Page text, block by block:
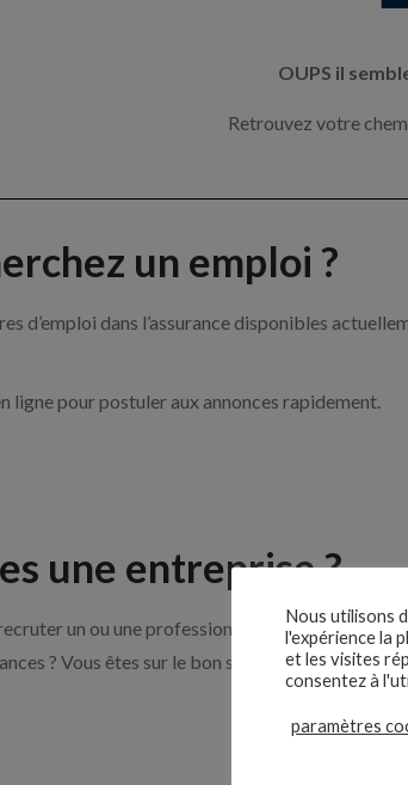
OUPS il
Retrouvez votre
un emploi ?
d’emploi dans l’assurance disponibles
ligne pour postuler aux annonces rapidement.
une entreprise ?
un ou une professionnelle de l’assurance
? Vous êtes sur le bon site. Découvrez
Nous utilisons
l'expérience la
et les visites
consentez à
paramètres